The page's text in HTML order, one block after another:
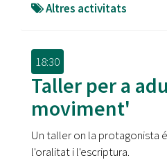
Altres activitats
18:30
Taller per a
moviment'
Un taller on la protagonista
l'oralitat i l'escriptura.